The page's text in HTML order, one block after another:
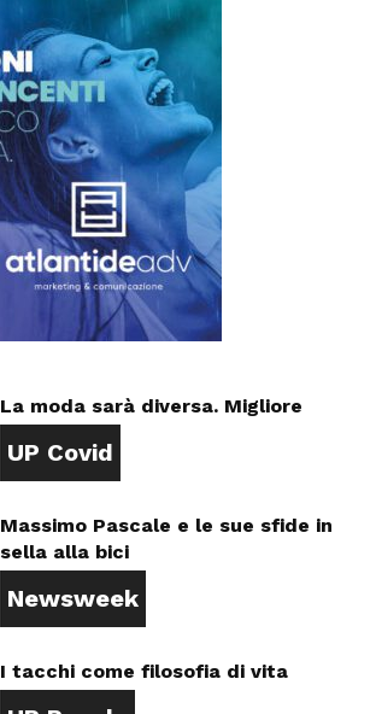
La moda sarà diversa. Migliore
UP Covid
Massimo Pascale e le sue sfide in
sella alla bici
Newsweek
I tacchi come filosofia di vita